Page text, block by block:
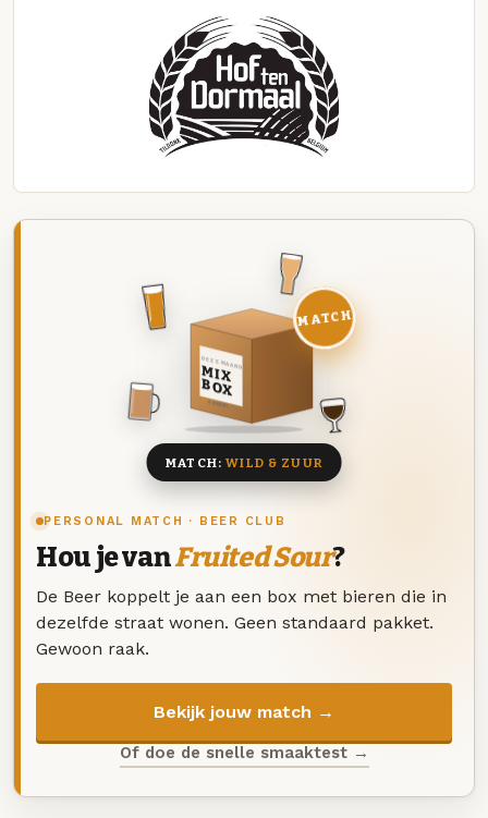
PERSONAL MATCH · BEER CLUB
Hou je vanFruited Sour?
De Beer koppelt je aan een box met bieren die in
dezelfde straat wonen. Geen standaard pakket.
Gewoon raak.
Bekijk jouw match →
Of doe de snelle smaaktest →
DEZE MAAND
MIX
BOX
8 BIEREN
MATCH
MATCH:WILD & ZUUR